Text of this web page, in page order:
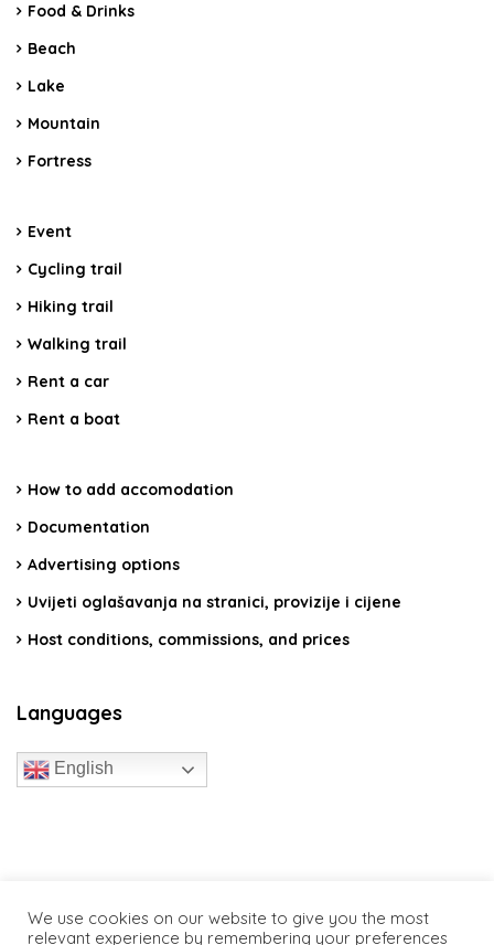
Food & Drinks
Beach
Lake
Mountain
Fortress
Event
Cycling trail
Hiking trail
Walking trail
Rent a car
Rent a boat
How to add accomodation
Documentation
Advertising options
Uvijeti oglašavanja na stranici, provizije i cijene
Host conditions, commissions, and prices
Languages
English
We use cookies on our website to give you the most
relevant experience by remembering your preferences